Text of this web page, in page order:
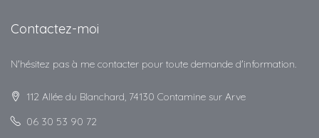
Contactez-moi
N'hésitez pas à me contacter pour toute demande d'information.
112 Allée du Blanchard, 74130 Contamine sur Arve
06 30 53 90 72